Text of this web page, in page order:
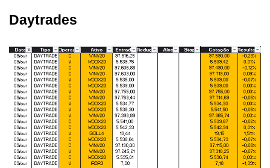
Daytrades